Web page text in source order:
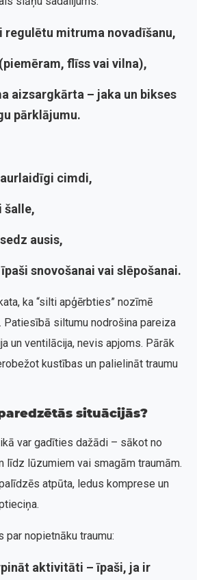
regulētu mitruma novadīšanu,
flīss vai vilna),
aizsargkārta – jaka un bikses
pārklājumu.
cimdi,
šalle,
ausis,
snovošanai vai slēpošanai.
ka “silti apģērbties” nozīmē
Patiesībā siltumu nodrošina pareiza
un ventilācija, nevis apjoms. Pārāk
kustības un palielināt traumu
situācijās?
var gadīties dažādi – sākot no
līdz lūzumiem vai smagām traumām.
atpūta, ledus komprese un
par nopietnāku traumu:
aktivitāti – īpaši, ja ir